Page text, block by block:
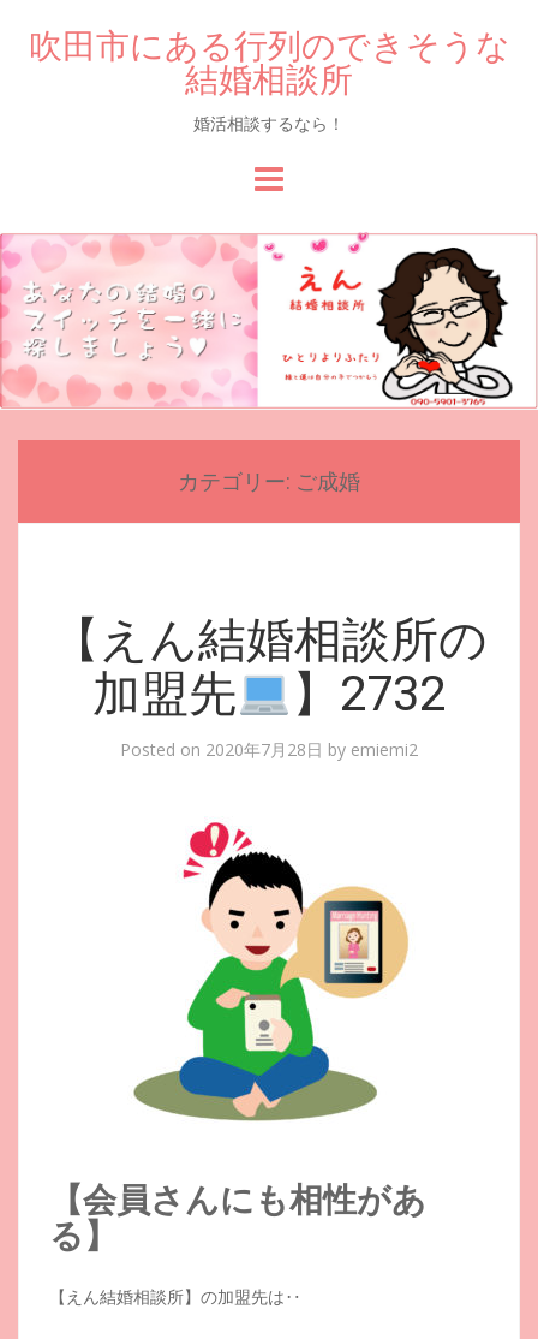
吹田市にある行列のできそうな
結婚相談所
婚活相談するなら！
to
content
カテゴリー: ご成婚
【えん結婚相談所の
加盟先
】2732
Posted on 2020年7月28日 by emiemi2
【会員さんにも相性があ
る】
【えん結婚相談所】の加盟先は‥